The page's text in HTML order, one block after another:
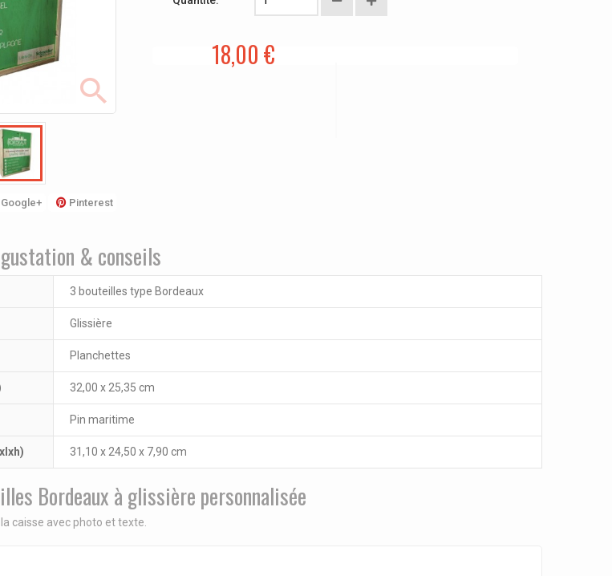
Google+ Pinterest
18,00 €
& conseils
3 bouteilles type Bordeaux
Glissière
Planchettes
32,00 x 25,35 cm
Pin maritime
31,10 x 24,50 x 7,90 cm
Bordeaux à glissière personnalisée
caisse avec photo et texte.